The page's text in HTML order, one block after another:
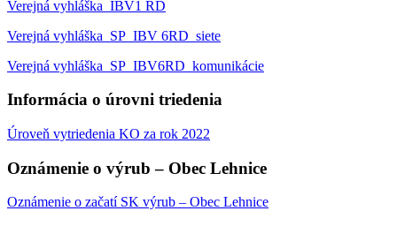
Verejná vyhláška_IBV1 RD
Verejná vyhláška_SP_IBV 6RD_siete
Verejná vyhláška_SP_IBV6RD_komunikácie
Informácia o úrovni triedenia
Úroveň vytriedenia KO za rok 2022
Oznámenie o výrub – Obec Lehnice
Oznámenie o začatí SK výrub – Obec Lehnice